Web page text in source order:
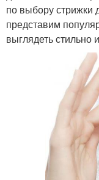
по выбору стрижки
представим
выглядеть стильно